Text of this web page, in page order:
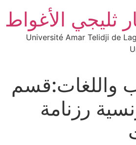
ثليجي الأغواط
Université Amar Telidji de
واللغات:قسم
رزنامة